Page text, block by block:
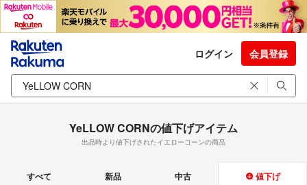
ログイン 会員登録
YeLLOW CORNの値下げアイテム
出品時より値下げされたイエローコーンの商品
すべて 新品 中古 値下げ